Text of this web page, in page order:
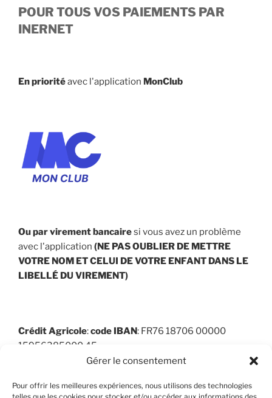
Gérer le consentement
Pour offrir les meilleures expériences, nous utilisons des technologies
POUR TOUS VOS PAIEMENTS PAR
INERNET
En prioritéavec l'application MonClub
Ou par virement bancairesi vous avez un problème
avec l'application (NE PAS OUBLIER DE METTRE
VOTRE NOM ET CELUI DE VOTRE ENFANT DANS LE
LIBELLÉ DU VIREMENT)
Crédit Agricole:code IBAN: FR76 18706 00000
15956385000 45